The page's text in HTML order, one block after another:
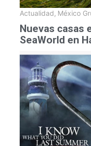
Actualidad, México
Nuevas casas
SeaWorld en